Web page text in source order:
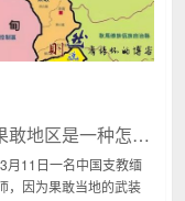
缅甸果敢地区是一种怎样的存在？
月11日一名中国支教缅
，因为果敢当地的武装